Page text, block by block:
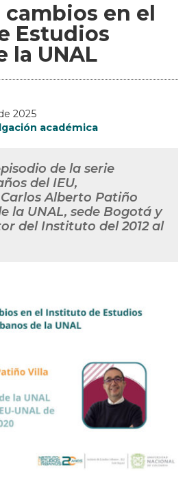
cambios en el
Estudios
la UNAL
2025
académica
de la serie
del IEU,
Alberto Patiño
la UNAL, sede Bogotá y
del Instituto del 2012 al